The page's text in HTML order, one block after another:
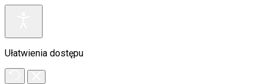
Ułatwienia dostępu